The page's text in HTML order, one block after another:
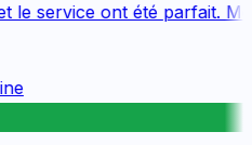
service ont été parfait.